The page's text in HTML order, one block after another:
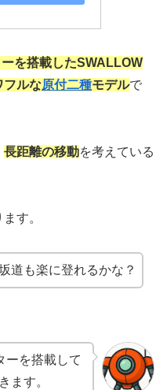
を搭載したSWALLOW
フルな原付二種モデルで
長距離の移動を考えている
す。
道も楽に登れるかな？
ーを搭載して
ます。